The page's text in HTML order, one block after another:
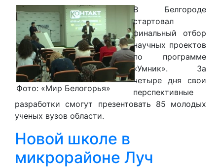
Фото: «Мир Белогорья»
В Белгороде
стартовал
финальный отбор
научных проектов
по программе
«Умник». За
четыре дня свои
перспективные
разработки смогут презентовать 85 молодых
ученых вузов области.
Новой школе в
микрорайоне Луч